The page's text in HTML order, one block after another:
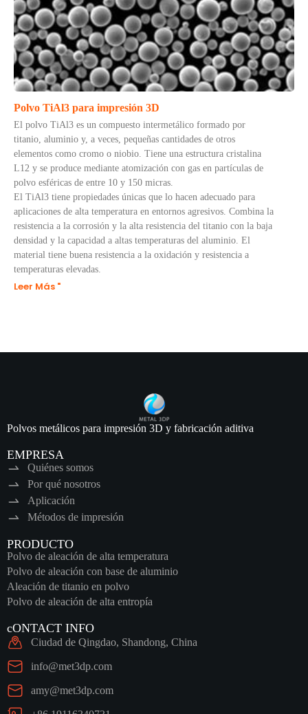
Polvo TiAl3 para impresión 3D
El polvo TiAl3 es un compuesto intermetálico formado por
titanio, aluminio y, a veces, pequeñas cantidades de otros
elementos como cromo o niobio. Tiene una estructura cristalina
L12 y se produce mediante atomización con gas en partículas de
polvo esféricas de entre 10 y 150 micras.
El TiAl3 tiene propiedades únicas que lo hacen adecuado para
aplicaciones de alta temperatura en entornos agresivos. Combina la
resistencia a la corrosión y la alta resistencia del titanio con la baja
densidad y la capacidad a altas temperaturas del aluminio. El
material tiene buena resistencia a la oxidación y resistencia a
temperaturas elevadas.
Leer Más "
Polvos metálicos para impresión 3D y fabricación aditiva
EMPRESA
Quiénes somos
Por qué nosotros
Aplicación
Métodos de impresión
PRODUCTO
Polvo de aleación de alta temperatura
Polvo de aleación con base de aluminio
Aleación de titanio en polvo
Polvo de aleación de alta entropía
cONTACT INFO
Ciudad de Qingdao, Shandong, China
info@met3dp.com
amy@met3dp.com